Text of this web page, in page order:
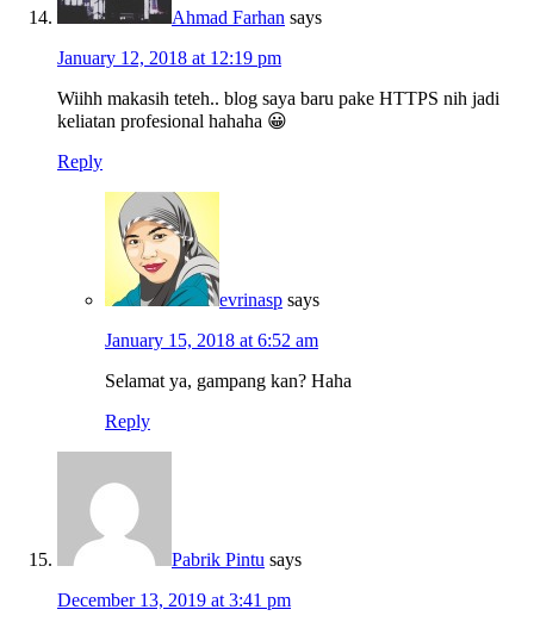
Ahmad Farhan says
January 12, 2018 at 12:19 pm
Wiihh makasih teteh.. blog saya baru pake HTTPS nih jadi
keliatan profesional hahaha 😀
Reply
evrinasp says
January 15, 2018 at 6:52 am
Selamat ya, gampang kan? Haha
Reply
Pabrik Pintu says
December 13, 2019 at 3:41 pm